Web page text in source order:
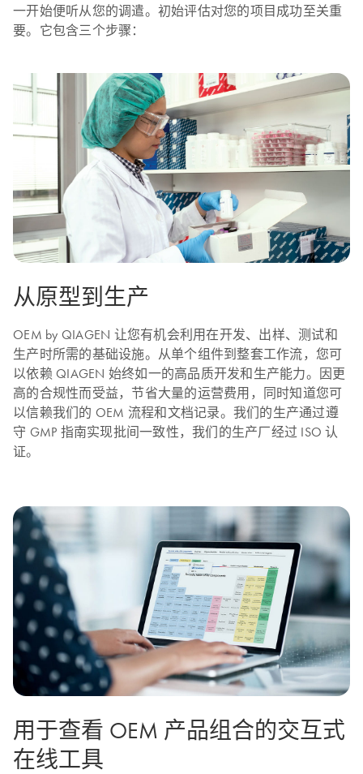
一开始便听从您的调遣。初始评估对您的项目成功至关重
要。它包含三个步骤：
从原型到生产
OEM by QIAGEN 让您有机会利用在开发、出样、测试和
生产时所需的基础设施。从单个组件到整套工作流，您可
以依赖 QIAGEN 始终如一的高品质开发和生产能力。因更
高的合规性而受益，节省大量的运营费用，同时知道您可
以信赖我们的 OEM 流程和文档记录。我们的生产通过遵
守 GMP 指南实现批间一致性，我们的生产厂经过 ISO 认
证。
用于查看 OEM 产品组合的交互式
在线工具